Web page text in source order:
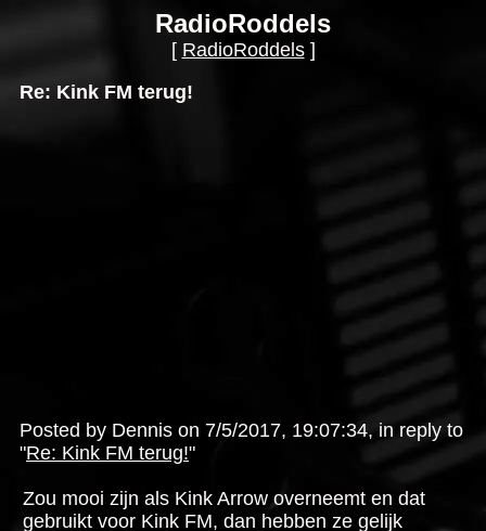
RadioRoddels
[ RadioRoddels]
Re: Kink FM terug!
Posted by Dennis on 7/5/2017, 19:07:34, in reply to
"Re: Kink FM terug!"
Zou mooi zijn als Kink Arrow overneemt en dat
gebruikt voor Kink FM, dan hebben ze gelijk